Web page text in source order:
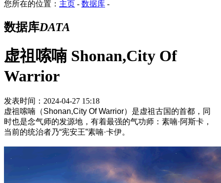
您所在的位置： 主页 - 数据库 -
数据库DATA
虚祖嗦喃 Shonan,City Of
Warrior
发表时间：2024-04-27 15:18
虚祖嗦喃（Shonan,City Of Warrior）是虚祖古国的首都，同
时也是念气师的发源地，有着最强的气功师：素喃·阿斯卡，
当前的统治者乃“宪安王”素喃·卡伊。